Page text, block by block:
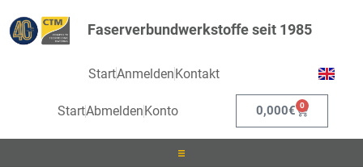
Faserverbundwerkstoffe seit 1985
StartAnmeldenKontakt
StartAbmelden Konto 0,000€ 0